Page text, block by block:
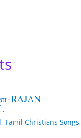
RAJAN
, Tamil Christians Songs,